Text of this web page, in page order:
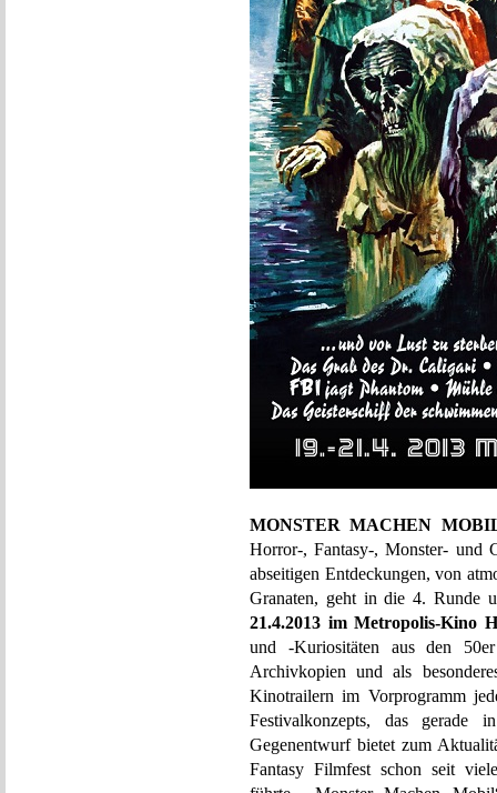
MONSTER MACHEN
Horror-, Fantasy-, Monster- und
abseitigen Entdeckungen, von
Granaten, geht in die 4. Runde
21.4.2013 im Metropolis-Kino
und -Kuriositäten aus den
Archivkopien und als
Kinotrailern im Vorprogramm
Festivalkonzepts, das gerade
Gegenentwurf bietet zum
Fantasy Filmfest schon seit